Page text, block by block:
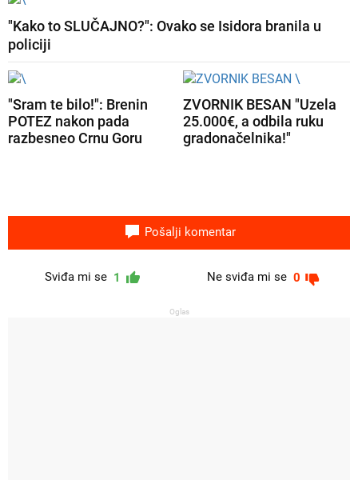
"Kako to SLUČAJNO?": Ovako se Isidora branila u
policiji
"Sram te bilo!": Brenin
POTEZ nakon pada
razbesneo Crnu Goru
ZVORNIK BESAN "Uzela
25.000€, a odbila ruku
gradonačelnika!"
Pošalji komentar
Sviđa mi se 1 Ne sviđa mi se 0
Oglas